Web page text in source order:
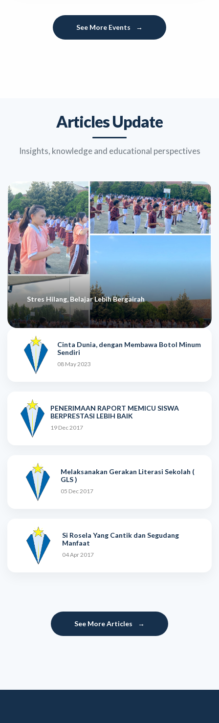
See More Events →
Articles Update
Insights, knowledge and educational perspectives
Stres Hilang, Belajar Lebih Bergairah
Cinta Dunia, dengan Membawa Botol Minum
Sendiri
08 May 2023
PENERIMAAN RAPORT MEMICU SISWA
BERPRESTASI LEBIH BAIK
19 Dec 2017
Melaksanakan Gerakan Literasi Sekolah (
GLS )
05 Dec 2017
Si Rosela Yang Cantik dan Segudang
Manfaat
04 Apr 2017
See More Articles →